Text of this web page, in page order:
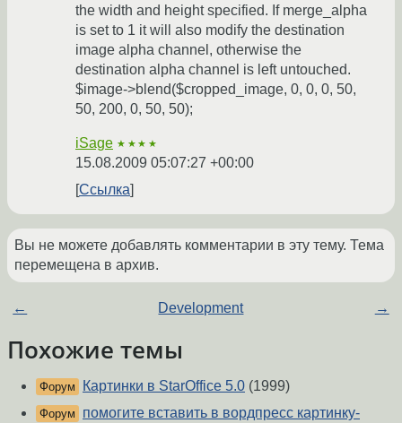
the width and height specified. If merge_alpha
is set to 1 it will also modify the destination
image alpha channel, otherwise the
destination alpha channel is left untouched.
$image->blend($cropped_image, 0, 0, 0, 50,
50, 200, 0, 50, 50);
iSage ★★★★
15.08.2009 05:07:27 +00:00
Ссылка
Вы не можете добавлять комментарии в эту тему. Тема
перемещена в архив.
← Development →
Похожие темы
Форум Картинки в StarOffice 5.0 (1999)
Форум
помогите вставить в вордпресс картинку-